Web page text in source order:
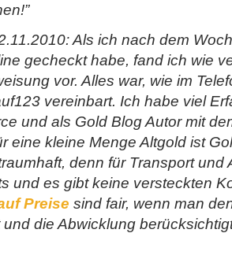
Als ich nach dem
gecheckt habe, fand ich wie
vor. Alles war, wie im
vereinbart. Ich habe viel
und als Gold Blog Autor mit
eine kleine Menge Altgold ist
denn für Transport und
und es gibt keine versteckten
Preise sind fair, wenn man
und die Abwicklung